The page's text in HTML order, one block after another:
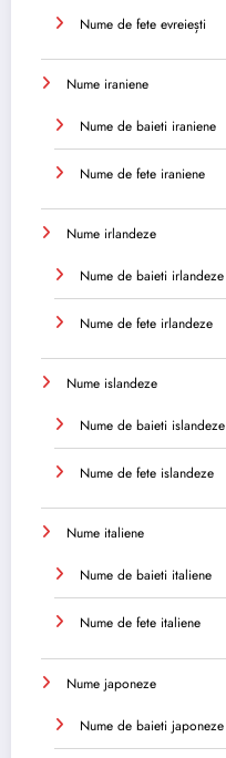
Nume de fete evreiești
Nume iraniene
Nume de baieti iraniene
Nume de fete iraniene
Nume irlandeze
Nume de baieti irlandeze
Nume de fete irlandeze
Nume islandeze
Nume de baieti islandeze
Nume de fete islandeze
Nume italiene
Nume de baieti italiene
Nume de fete italiene
Nume japoneze
Nume de baieti japoneze